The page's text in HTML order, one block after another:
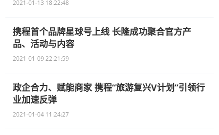
2021-01-13 18:22:48
携程首个品牌星球号上线 长隆成功聚合官方产
品、活动与内容
2021-01-09 22:21:59
政企合力、赋能商家 携程“旅游复兴V计划”引领行
业加速反弹
2021-01-04 11:24:27